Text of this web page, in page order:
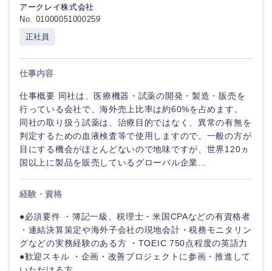
近畿地方
奈良県 和歌山県
アークレイ株式会社
No. 01000051000259
正社員
仕事内容
仕事概要 同社は、医療機器・試薬の開発・製造・販売を
行っている会社で、海外売上比率は約60%を占めます。
同社の取り扱う試薬は、治療目的ではなく、異常の有無を
判定するための血液検査等で使用しますので、一般の方が
目にする機会がほとんどないので地味ですが、世界120ヵ
国以上に製品を販売しているグローバル企業...
経験・資格
●必須要件 ・簿記一級、税理士・米国CPAなどの有資格者
・連結決算策定や海外子会社の現地会計・税務モニタリン
グなどの実務経験のある方 ・TOEIC 750点程度の英語力
●歓迎スキル ・企画・改善プロジェクトに参画・推進して